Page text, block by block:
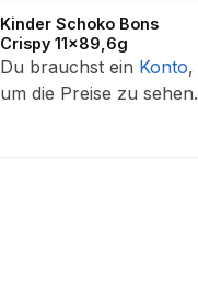
Kinder Schoko Bons
Crispy 11x89,6g
Du brauchst ein Konto,
um die Preise zu sehen.